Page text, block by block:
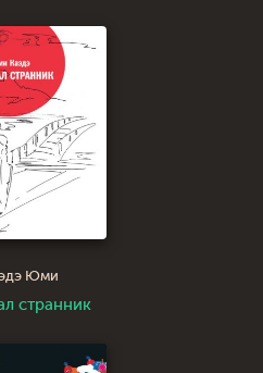
Юми
странник